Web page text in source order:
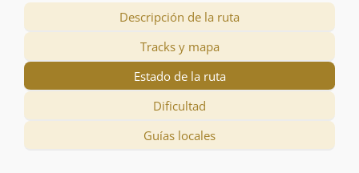
Descripción de la ruta
Tracks y mapa
Estado de la ruta
Dificultad
Guías locales